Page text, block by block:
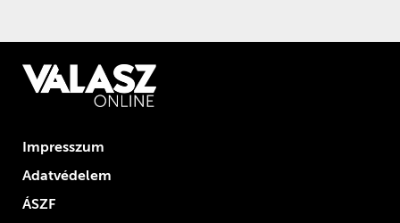
Impresszum
Adatvédelem
ÁSZF